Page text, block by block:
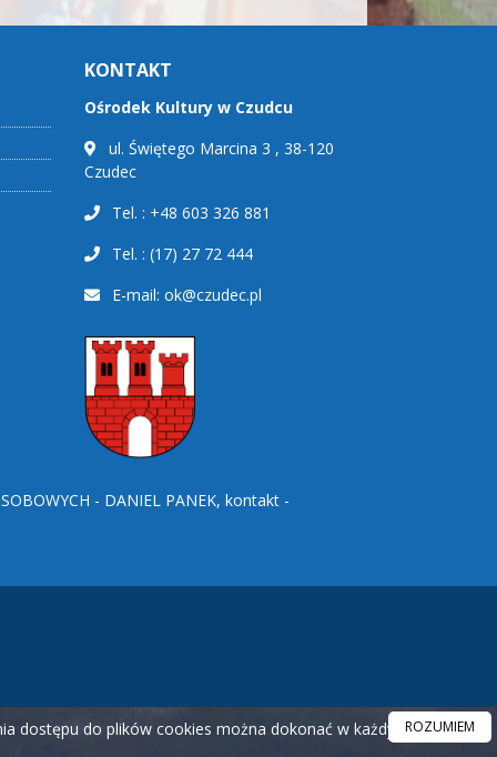
KONTAKT
Ośrodek Kultury w Czudcu
ul. Świętego Marcina 3 , 38-120
Czudec
Tel. : +48 603 326 881
Tel. : (17) 27 72 444
E-mail: ok@czudec.pl
- DANIEL PANEK, kontakt -
dostępu do plików cookies można dokonać w każdym czasie.
ROZUMIEM